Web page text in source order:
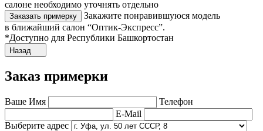
салоне необходимо уточнять отдельно
Заказать примерку
Закажите понравившуюся модель
в ближайший салон “Оптик-Экспресс”.
*Доступно для Республики Башкортостан
Назад
Заказ примерки
Ваше Имя
Телефон
E-Mail
Выберите адрес